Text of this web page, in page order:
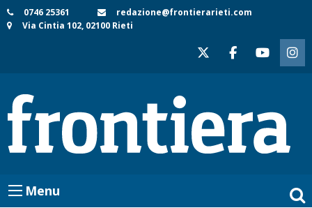
Skip
to
0746 25361
redazione@frontierarieti.com
Via Cintia 102, 02100 Rieti
Menu